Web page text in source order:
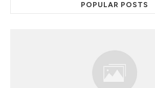
POPULAR POSTS